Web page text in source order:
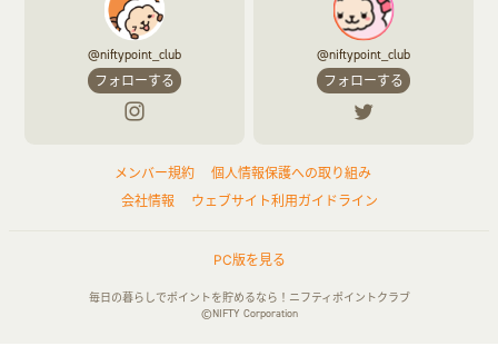
@niftypoint_club
フォローする
@niftypoint_club
フォローする
メンバー規約
個人情報保護への取り組み
会社情報
ウェブサイト利用ガイドライン
PC版を見る
毎日の暮らしでポイントを貯めるなら！ニフティポイントクラブ
©NIFTY Corporation